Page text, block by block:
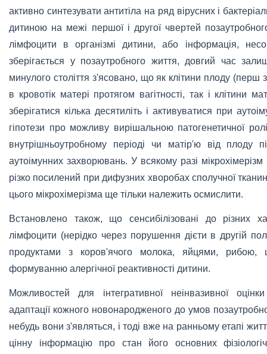
активно синтезувати антитіла на ряд вірусних і
дитиною на межі першої і другої чвертей
лімфоцити в організмі дитини, або інформація,
зберігається у позаутробного життя, довгий час
минулого століття з'ясовано, що як клітини плоду (перш
в кровотік матері протягом вагітності, так і клітини
зберігатися кілька десятиліть і активуватися при
гіпотези про можливу вирішальною патогенетичної
внутрішньоутробному періоді чи матір'ю від плоду
аутоімунних захворювань. У всякому разі
різко посилений при дифузних хворобах сполучної
цього мікрохімерізма ще тільки належить осмислити.
Встановлено також, що сенсибілізовані до різних
лімфоцити (нерідко через порушення дієти в другій
продуктами з коров'ячого молока, яйцями, рибою,
формуванню алергічної реактивності дитини.
Можливостей для інтегративної неінвазивної
адаптації кожного новонародженого до умов
небудь вони з'являться, і тоді вже на ранньому етапі
цінну інформацію про стан його основних